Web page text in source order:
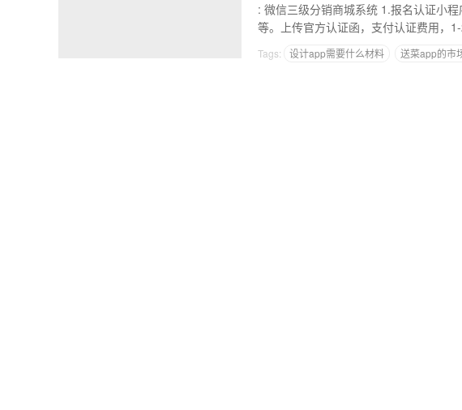
: 微信三级分销商城系统 1.报名认证小程序。开始注册，选择注册类型为小程序。提交企业材料，管理员信息
Tags: 设计app需要什么材料 送菜app的市